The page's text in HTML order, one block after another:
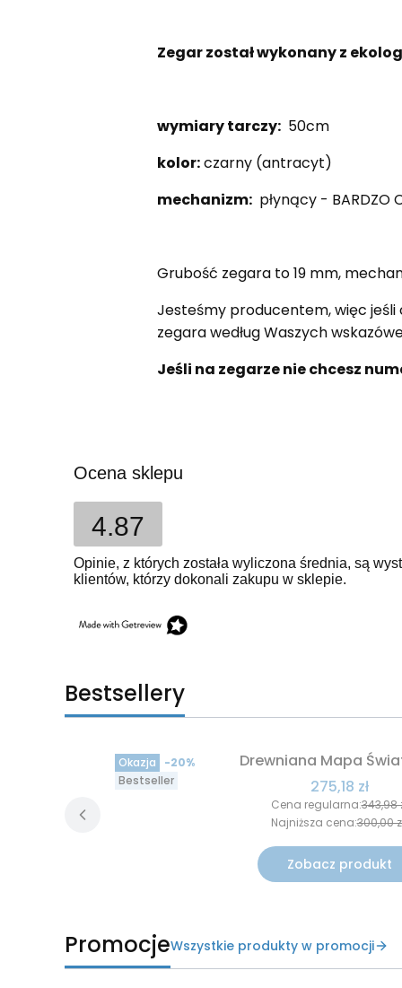
Zegar został wykonany z
wymiary tarczy:50cm
kolor:czarny (antracyt)
mechanizm:płynący - BARDZO
Grubość zegara to 19 mm,
Jesteśmy producentem, więc
zegara według Waszych
Jeśli na zegarze nie chcesz
Ocena sklepu
4.87
Opinie, z których została wyliczona średnia, są
klientów, którzy dokonali zakupu w sklepie.
Bestsellery
Okazja
Bestseller
Drewniana Mapa
Cena
275,18 zł
Cena regularna:343,98
-20%
Najniższa cena:300,00
Zobacz produkt
PromocjeWszystkie produkty w promocji